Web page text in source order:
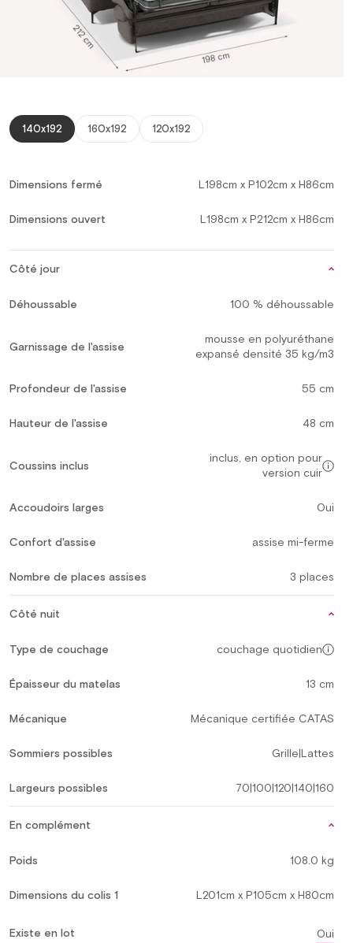
140x192 160x192 120x192
Dimensions fermé L198cm x P102cm x H86cm
Dimensions ouvert L198cm x P212cm x H86cm
Côté jour
Déhoussable 100 % déhoussable
Garnissage de l'assise
mousse en polyuréthane
expansé densité 35 kg/m3
Profondeur de l'assise 55 cm
Hauteur de l'assise 48 cm
Coussins inclus
inclus, en option pour
version cuir
Accoudoirs larges Oui
Confort d'assise assise mi-ferme
Nombre de places assises 3 places
Côté nuit
Type de couchage couchage quotidien
Épaisseur du matelas 13 cm
Mécanique Mécanique certifiée CATAS
Sommiers possibles Grille|Lattes
Largeurs possibles 70|100|120|140|160
En complément
Poids 108.0 kg
Dimensions du colis 1 L201cm x P105cm x H80cm
Existe en lot Oui